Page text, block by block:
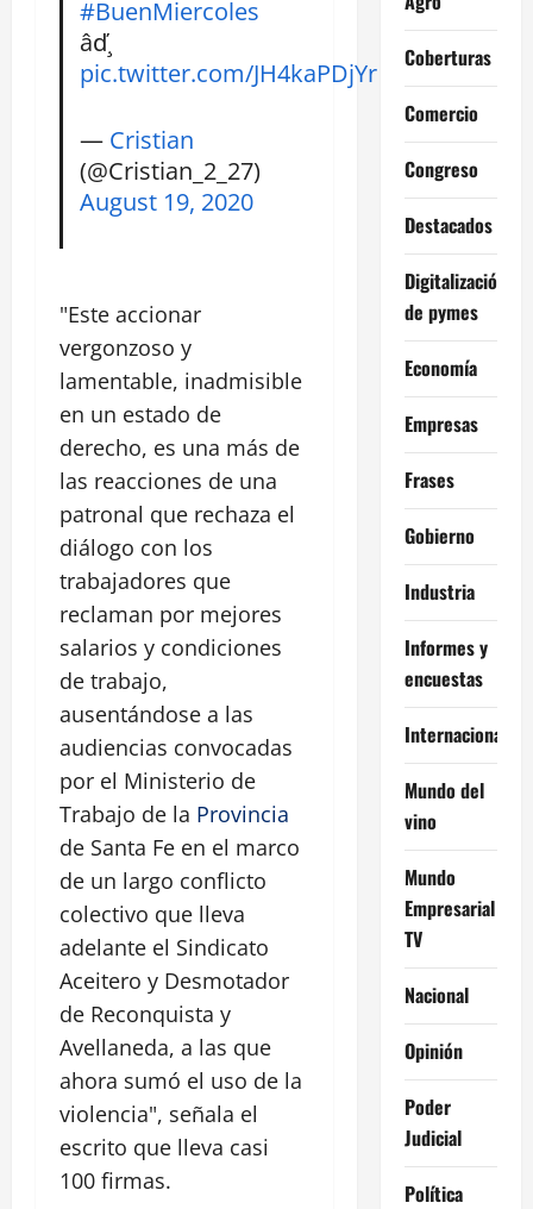
#BuenMiercoles
âď¸
pic.twitter.com/JH4kaPDjYr
— Cristian
(@Cristian_2_27)
August 19, 2020
"Este accionar
vergonzoso y
lamentable, inadmisible
en un estado de
derecho, es una más de
las reacciones de una
patronal que rechaza el
diálogo con los
trabajadores que
reclaman por mejores
salarios y condiciones
de trabajo,
ausentándose a las
audiencias convocadas
por el Ministerio de
Trabajo de la Provincia
de Santa Fe en el marco
de un largo conflicto
colectivo que lleva
adelante el Sindicato
Aceitero y Desmotador
de Reconquista y
Avellaneda, a las que
ahora sumó el uso de la
violencia", señala el
escrito que lleva casi
100 firmas.
Coberturas
Comercio
Congreso
Destacados
Digitalización
de pymes
Economía
Empresas
Frases
Gobierno
Industria
Informes y
encuestas
Internacional
Mundo del
vino
Mundo
Empresarial
TV
Nacional
Opinión
Poder
Judicial
Política